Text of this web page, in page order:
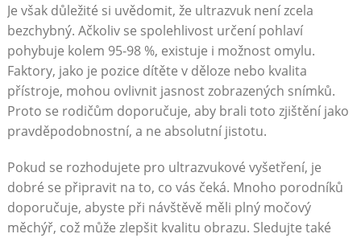
Je však důležité si uvědomit, že ultrazvuk není zcela
bezchybný. Ačkoliv se spolehlivost určení pohlaví
pohybuje kolem 95-98 %, existuje i možnost omylu.
Faktory, jako je pozice dítěte v děloze nebo kvalita
přístroje, mohou ovlivnit jasnost zobrazených snímků.
Proto se rodičům doporučuje, aby brali toto zjištění jako
pravděpodobnostní, a ne absolutní jistotu.
Pokud se rozhodujete pro ultrazvukové vyšetření, je
dobré se připravit na to, co vás čeká. Mnoho porodníků
doporučuje, abyste při návštěvě měli plný močový
měchýř, což může zlepšit kvalitu obrazu. Sledujte také